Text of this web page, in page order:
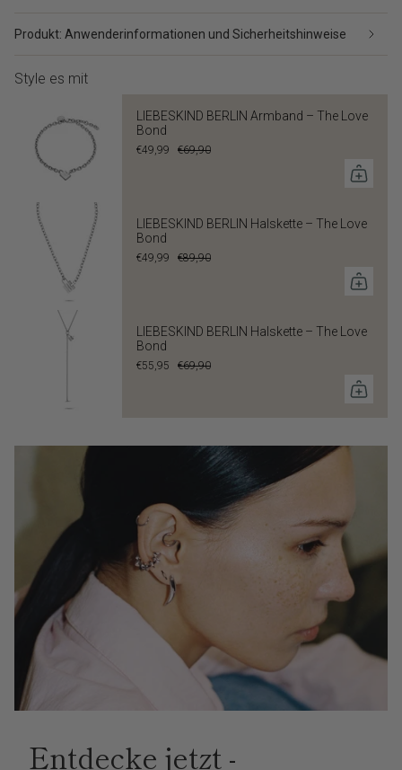
Produkt: Anwenderinformationen und Sicherheitshinweise
Style es mit
LIEBESKIND BERLIN Armband – The Love
Bond
€49,99 €69,90
LIEBESKIND BERLIN Halskette – The Love
Bond
€49,99 €89,90
LIEBESKIND BERLIN Halskette – The Love
Bond
€55,95 €69,90
Entdecke jetzt -